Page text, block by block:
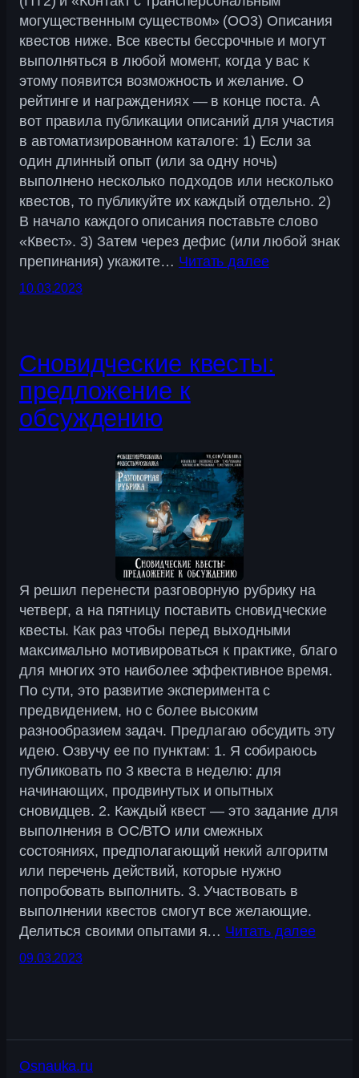
могущественным существом» (ОО3) Описания
квестов ниже. Все квесты бессрочные и могут
выполняться в любой момент, когда у вас к
этому появится возможность и желание. О
рейтинге и награждениях — в конце поста. А
вот правила публикации описаний для участия
в автоматизированном каталоге: 1) Если за
один длинный опыт (или за одну ночь)
выполнено несколько подходов или несколько
квестов, то публикуйте их каждый отдельно. 2)
В начало каждого описания поставьте слово
«Квест». 3) Затем через дефис (или любой знак
препинания) укажите… Читать далее
10.03.2023
Сновидческие квесты:
предложение к
обсуждению
Я решил перенести разговорную рубрику на
четверг, а на пятницу поставить сновидческие
квесты. Как раз чтобы перед выходными
максимально мотивироваться к практике, благо
для многих это наиболее эффективное время.
По сути, это развитие эксперимента с
предвидением, но с более высоким
разнообразием задач. Предлагаю обсудить эту
идею. Озвучу ее по пунктам: 1. Я собираюсь
публиковать по 3 квеста в неделю: для
начинающих, продвинутых и опытных
сновидцев. 2. Каждый квест — это задание для
выполнения в ОС/ВТО или смежных
состояниях, предполагающий некий алгоритм
или перечень действий, которые нужно
попробовать выполнить. 3. Участвовать в
выполнении квестов смогут все желающие.
Делиться своими опытами я… Читать далее
09.03.2023
Osnauka.ru